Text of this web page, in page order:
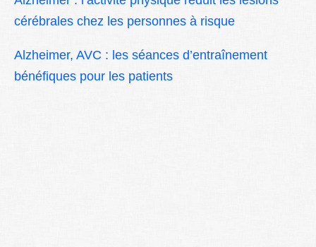
cérébrales chez les personnes à risque
Alzheimer, AVC : les séances d’entraînement
bénéfiques pour les patients